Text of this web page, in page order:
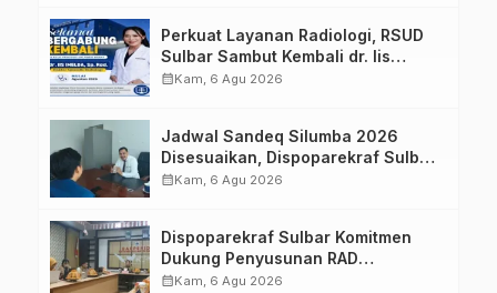
Perkuat Layanan Radiologi, RSUD
Sulbar Sambut Kembali dr. Iis
Imelda, Sp.Rad
calendar_monthKam, 6 Agu 2026
Jadwal Sandeq Silumba 2026
Disesuaikan, Dispoparekraf Sulbar
Pastikan Persiapan Tetap
calendar_monthKam, 6 Agu 2026
Dispoparekraf Sulbar Komitmen
Dukung Penyusunan RAD
TPB/SDGs Sulawesi Barat
calendar_monthKam, 6 Agu 2026